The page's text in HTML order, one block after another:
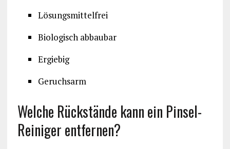
Lösungsmittelfrei
Biologisch abbaubar
Ergiebig
Geruchsarm
Welche Rückstände kann ein Pinsel-
Reiniger entfernen?